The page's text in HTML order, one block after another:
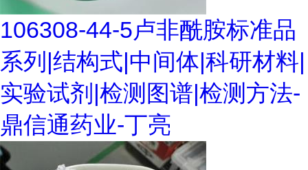
106308-44-5卢非酰胺标准品
系列|结构式|中间体|科研材料|
实验试剂|检测图谱|检测方法-
鼎信通药业-丁亮